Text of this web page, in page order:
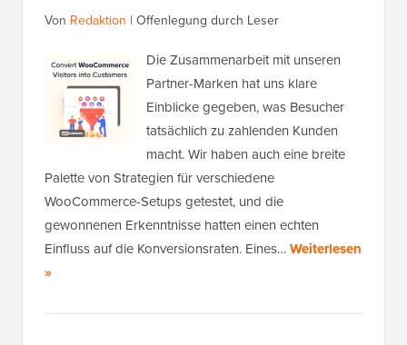
Von Redaktion | Offenlegung durch Leser
Die Zusammenarbeit mit unseren
Partner-Marken hat uns klare
Einblicke gegeben, was Besucher
tatsächlich zu zahlenden Kunden
macht. Wir haben auch eine breite
Palette von Strategien für verschiedene
WooCommerce-Setups getestet, und die
gewonnenen Erkenntnisse hatten einen echten
Einfluss auf die Konversionsraten. Eines…Weiterlesen
»